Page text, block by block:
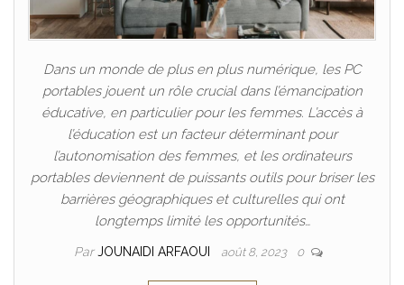
Dans un monde de plus en plus numérique, les PC
portables jouent un rôle crucial dans l’émancipation
éducative, en particulier pour les femmes. L’accès à
l’éducation est un facteur déterminant pour
l’autonomisation des femmes, et les ordinateurs
portables deviennent de puissants outils pour briser les
barrières géographiques et culturelles qui ont
longtemps limité les opportunités…
ParJOUNAIDI ARFAOUI août 8, 2023 0